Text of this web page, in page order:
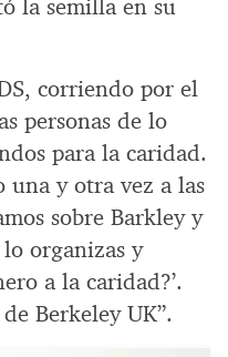
la semilla en su
corriendo por el
personas de lo
para la caridad.
una y otra vez a las
sobre Barkley y
organizas y
a la caridad?’.
Berkeley UK”.